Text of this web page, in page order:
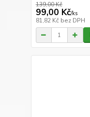
139,00 Kč
99,00 Kč/ks
81,82 Kč bez DPH